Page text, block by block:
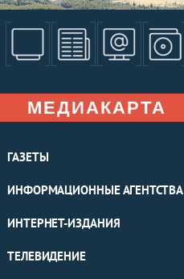
МЕДИАКАРТА
ГАЗЕТЫ
ИНФОРМАЦИОННЫЕ АГЕНТСТВА
ИНТЕРНЕТ-ИЗДАНИЯ
ТЕЛЕВИДЕНИЕ